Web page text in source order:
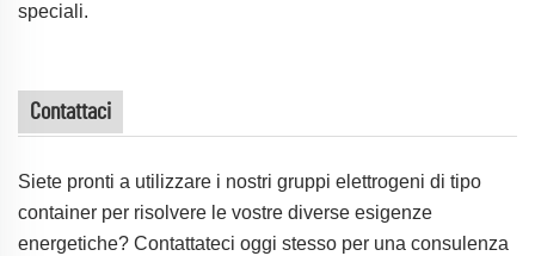
speciali.
Contattaci
Siete pronti a utilizzare i nostri gruppi elettrogeni di tipo
container per risolvere le vostre diverse esigenze
energetiche? Contattateci oggi stesso per una consulenza